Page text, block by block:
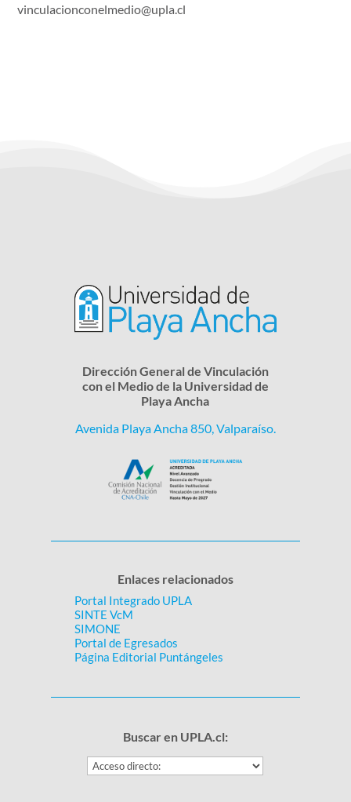
vinculacionconelmedio@upla.cl
Dirección General de Vinculación
con el Medio de la Universidad de
Playa Ancha
Avenida Playa Ancha 850, Valparaíso.
Enlaces relacionados
Portal Integrado UPLA
SINTE VcM
SIMONE
Portal de Egresados
Página Editorial Puntángeles
Buscar en UPLA.cl: